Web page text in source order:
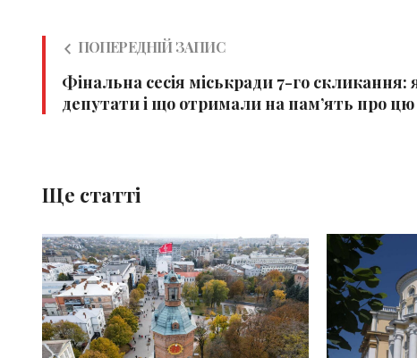
ПОПЕРЕДНІЙ ЗАПИС
Фінальна сесія міськради 7-го
депутати і що отримали на пам’ять про
Ще статті